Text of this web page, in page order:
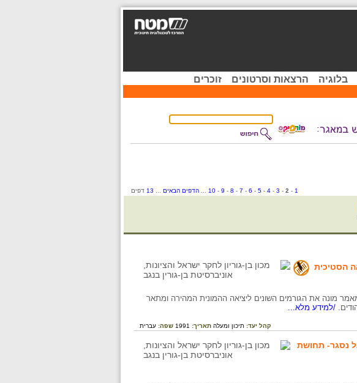
בלוגיה הרצאות וסרטונים זוכרים
1
-
2
-
3
-
4
-
5
-
6
-
7
-
8
-
9
-
10 הדפים הבאים 13 דפים
הסטיכית
מונה את הגורמים השונים ליציאה ההמונית המהירה ומתאר
/למידע מלא...
קהל יעד: תיכון ומעלה תאריך: 1991 שפה: עברית
נסגר- תחושת